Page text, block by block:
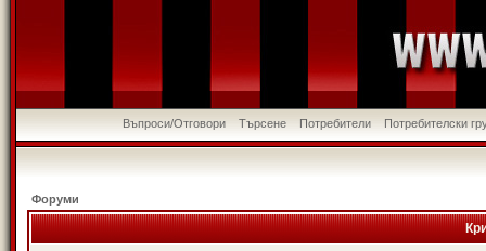
Въпроси/Отговори Търсене Потребители Потребителски
Форуми